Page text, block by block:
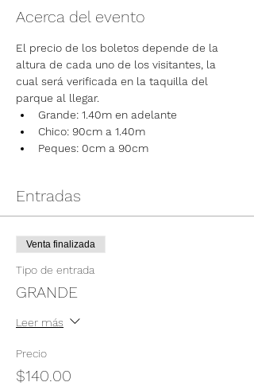
Acerca del evento
El precio de los boletos depende de la
altura de cada uno de los visitantes, la
cual será verificada en la taquilla del
parque al llegar.
Grande: 1.40m en adelante
Chico: 90cm a 1.40m
Peques: 0cm a 90cm
Entradas
Venta finalizada
Tipo de entrada
GRANDE
Leer más
Precio
$140.00